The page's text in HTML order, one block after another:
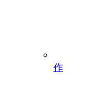
作